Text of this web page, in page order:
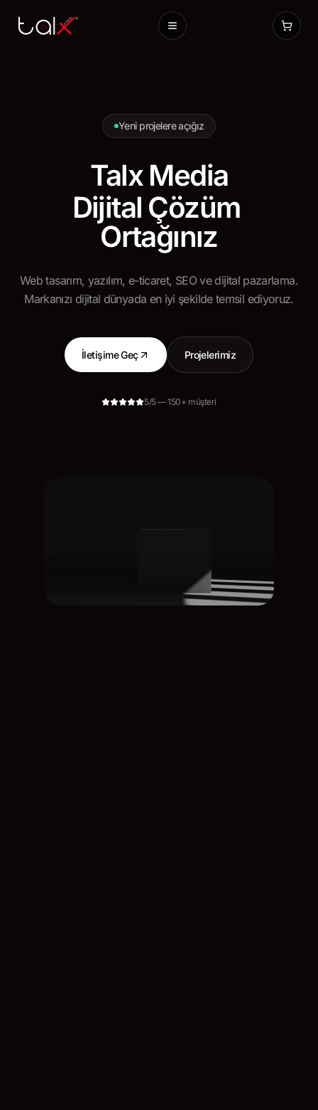
Yeni projelere açığız
Talx Media
Dijital Çözüm
Ortağınız
Web tasarım, yazılım, e-ticaret, SEO ve dijital pazarlama.
Markanızı dijital dünyada en iyi şekilde temsil ediyoruz.
İletişime Geç Projelerimiz
5/5 — 150+ müşteri